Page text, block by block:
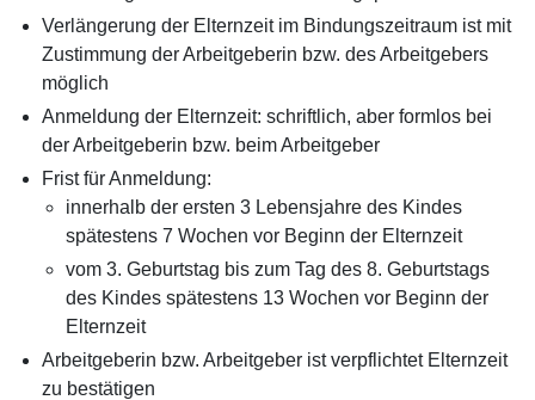
Verlängerung der Elternzeit im Bindungszeitraum ist mit
Zustimmung der Arbeitgeberin bzw. des Arbeitgebers
möglich
Anmeldung der Elternzeit: schriftlich, aber formlos bei
der Arbeitgeberin bzw. beim Arbeitgeber
Frist für Anmeldung:
innerhalb der ersten 3 Lebensjahre des Kindes
spätestens 7 Wochen vor Beginn der Elternzeit
vom 3. Geburtstag bis zum Tag des 8. Geburtstags
des Kindes spätestens 13 Wochen vor Beginn der
Elternzeit
Arbeitgeberin bzw. Arbeitgeber ist verpflichtet Elternzeit
zu bestätigen